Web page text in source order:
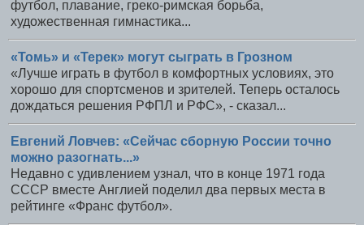
футбол, плавание, греко-римская борьба,
художественная гимнастика...
«Томь» и «Терек» могут сыграть в Грозном
«Лучше играть в футбол в комфортных условиях, это
хорошо для спортсменов и зрителей. Теперь осталось
дождаться решения РФПЛ и РФС», - сказал...
Евгений Ловчев: «Сейчас сборную России точно
можно разогнать...»
Недавно с удивлением узнал, что в конце 1971 года
СССР вместе Англией поделил два первых места в
рейтинге «Франс футбол».